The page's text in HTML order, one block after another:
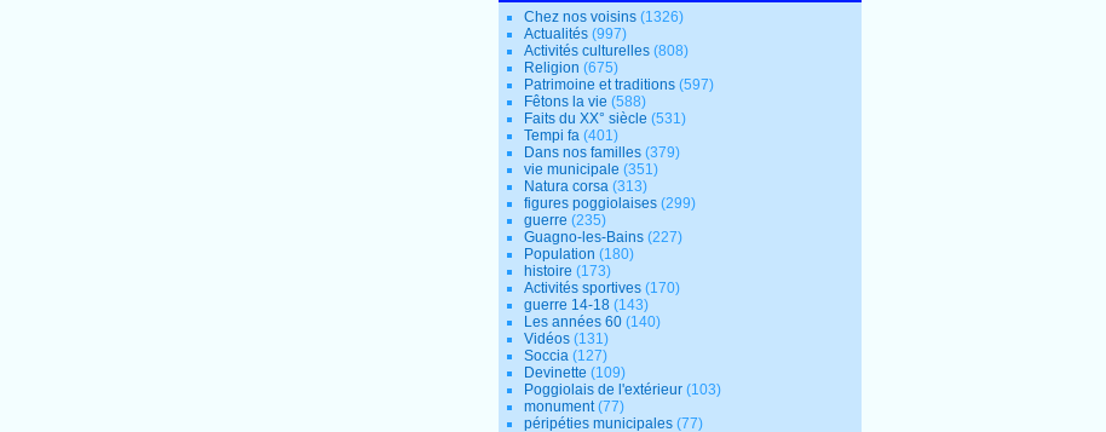
Chez nos voisins (1326)
Actualités (997)
Activités culturelles (808)
Religion (675)
Patrimoine et traditions (597)
Fêtons la vie (588)
Faits du XX° siècle (531)
Tempi fa (401)
Dans nos familles (379)
vie municipale (351)
Natura corsa (313)
figures poggiolaises (299)
guerre (235)
Guagno-les-Bains (227)
Population (180)
histoire (173)
Activités sportives (170)
guerre 14-18 (143)
Les années 60 (140)
Vidéos (131)
Soccia (127)
Devinette (109)
Poggiolais de l'extérieur (103)
monument(77)
péripéties municipales (77)